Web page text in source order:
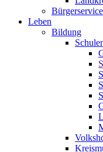
Leben
Bildung